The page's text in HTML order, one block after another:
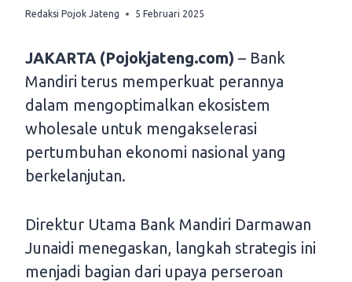
Redaksi Pojok Jateng 5 Februari 2025
JAKARTA (Pojokjateng.com) – Bank
Mandiri terus memperkuat perannya
dalam mengoptimalkan ekosistem
wholesale untuk mengakselerasi
pertumbuhan ekonomi nasional yang
berkelanjutan.
Direktur Utama Bank Mandiri Darmawan
Junaidi menegaskan, langkah strategis ini
menjadi bagian dari upaya perseroan